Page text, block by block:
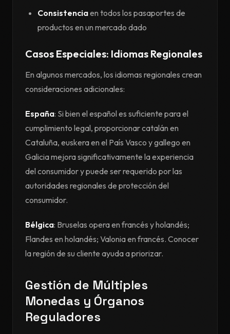
Consistenciaen todos los pasaportes de
productos en un mercado dado
Casos Especiales: Idiomas Regionales
En algunos mercados, los idiomas regionales crean
consideraciones adicionales:
España: Si bien el español es suficiente para el
cumplimiento legal, proporcionar catalán en
Cataluña, euskera en el País Vasco y gallego en
Galicia mejora significativamente la experiencia
del consumidor y puede ser requerido por las
autoridades regionales de protección del
consumidor.
Bélgica: Bruselas opera en francés y holandés;
Flandes en holandés; Valonia en francés. Conocer
la región de su cliente ayuda a priorizar.
Gestión de Múltiples
Monedas y Órganos
Reguladores